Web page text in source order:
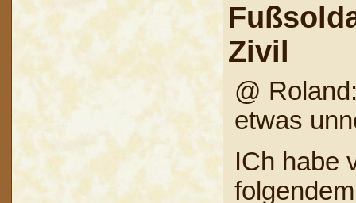
Zivil
@
etwas
ICh habe